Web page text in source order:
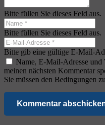
Bitte füllen Sie dieses Feld aus.
Bitte füllen Sie dieses Feld aus.
Bitte gib eine gültige E-Mail-
Name, E-Mail-Adresse
meinen nächsten Kommentar
Sie müssen den Bedingungen
Kommentar